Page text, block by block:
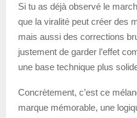
Si tu as déjà observé le
que la viralité peut créer des
mais aussi des corrections
justement de garder l’effet
une base technique plus
Concrètement, c’est ce
marque mémorable, une